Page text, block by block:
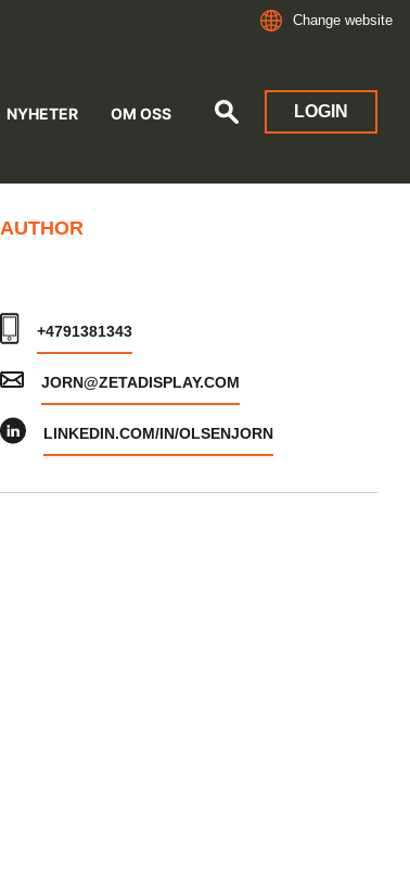
Change website
NYHETER OM OSS LOGIN
AUTHOR
+4791381343
JORN@ZETADISPLAY.COM
LINKEDIN.COM/IN/OLSENJORN